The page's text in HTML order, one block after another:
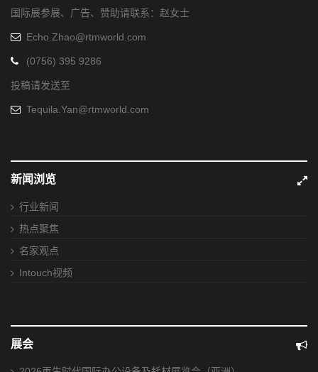
国际展参展、广告、赞助请联系：赵女士
Echo.Zhao@rtmworld.com
(0756) 395 9286
投稿请发送至
Tequila.Yan@rtmworld.com
新闻浏览
行业新闻
热点聚焦
名家观点
Intouch视频
展会